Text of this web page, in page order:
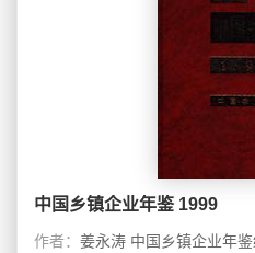
中国乡镇企业年鉴 1999
作者： 姜永涛 中国乡镇企业年